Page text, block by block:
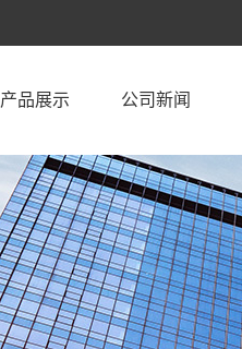
产品展示 公司新闻